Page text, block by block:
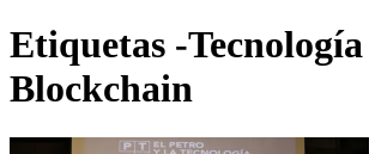
Etiquetas -Tecnología
Blockchain